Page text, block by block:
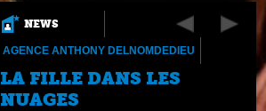
NEWS
AGENCE ANTHONY DELNOMDEDIEU
LA FILLE DANS LES
NUAGES